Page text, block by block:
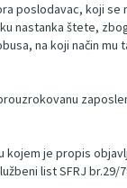
poslodavac, koji
nastanka štete,
na koji način
je propis
list SFRJ